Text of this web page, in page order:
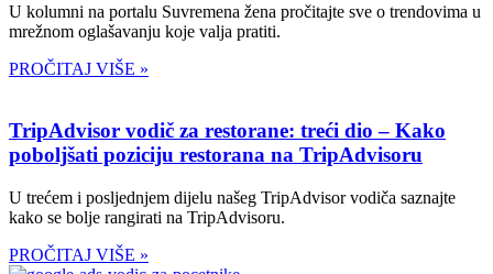
U kolumni na portalu Suvremena žena pročitajte sve o trendovima u
mrežnom oglašavanju koje valja pratiti.
PROČITAJ VIŠE »
TripAdvisor vodič za restorane: treći dio – Kako
poboljšati poziciju restorana na TripAdvisoru
U trećem i posljednjem dijelu našeg TripAdvisor vodiča saznajte
kako se bolje rangirati na TripAdvisoru.
PROČITAJ VIŠE »